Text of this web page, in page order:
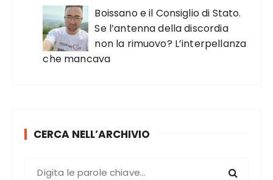
Boissano e il Consiglio di Stato.
Se l’antenna della discordia
non la rimuovo? L’interpellanza
che mancava
CERCA NELL’ARCHIVIO